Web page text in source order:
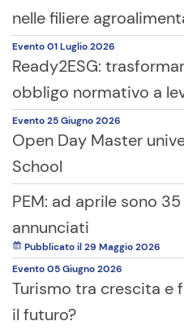
nelle filiere
Evento01 Luglio2026
Ready2ESG:
obbligo normativo a
Evento25 Giugno2026
Open Day Master
School
PEM: ad aprile sono
annunciati
Pubblicato il 29 Maggio 2026
Evento05 Giugno2026
Turismo tra crescita e
il futuro?